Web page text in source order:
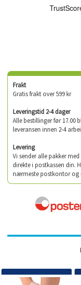
Frakt
Gratis frakt over 599 kr
Leveringstid 2-4 dager
Alle bestillinger før 17.00
leveransen innen 2-4
Levering
Vi sender alle pakker
direkte i postkassen din.
nærmeste postkontor og